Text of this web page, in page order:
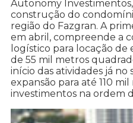
Autonomy
construção do
região do Fazgran. A
em abril, compreende a
logístico para locação de
de 55 mil metros
início das atividades já
expansão para até 110
investimentos na ordem